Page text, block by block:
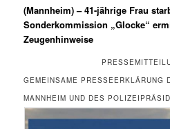
(Mannheim) – 41-jährige Frau
Sonderkommission „Glocke“
Zeugenhinweise
GEMEINSAME PRESSEERKLÄRUNG
MANNHEIM UND DES